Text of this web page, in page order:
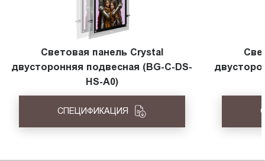
Световая панель Crystal
двусторонняя подвесная (BG-C-DS-
HS-A0)
СПЕЦИФИКАЦИЯ